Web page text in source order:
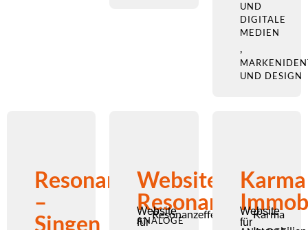
UND
DIGITALE
MEDIEN
,
UND DESIGN
Resonanzeffekt
–
Singen
Website
Resonanzeffekt
Website
für
Resonanzeffekt
ANALOGE
Karma
Website
für
Karma